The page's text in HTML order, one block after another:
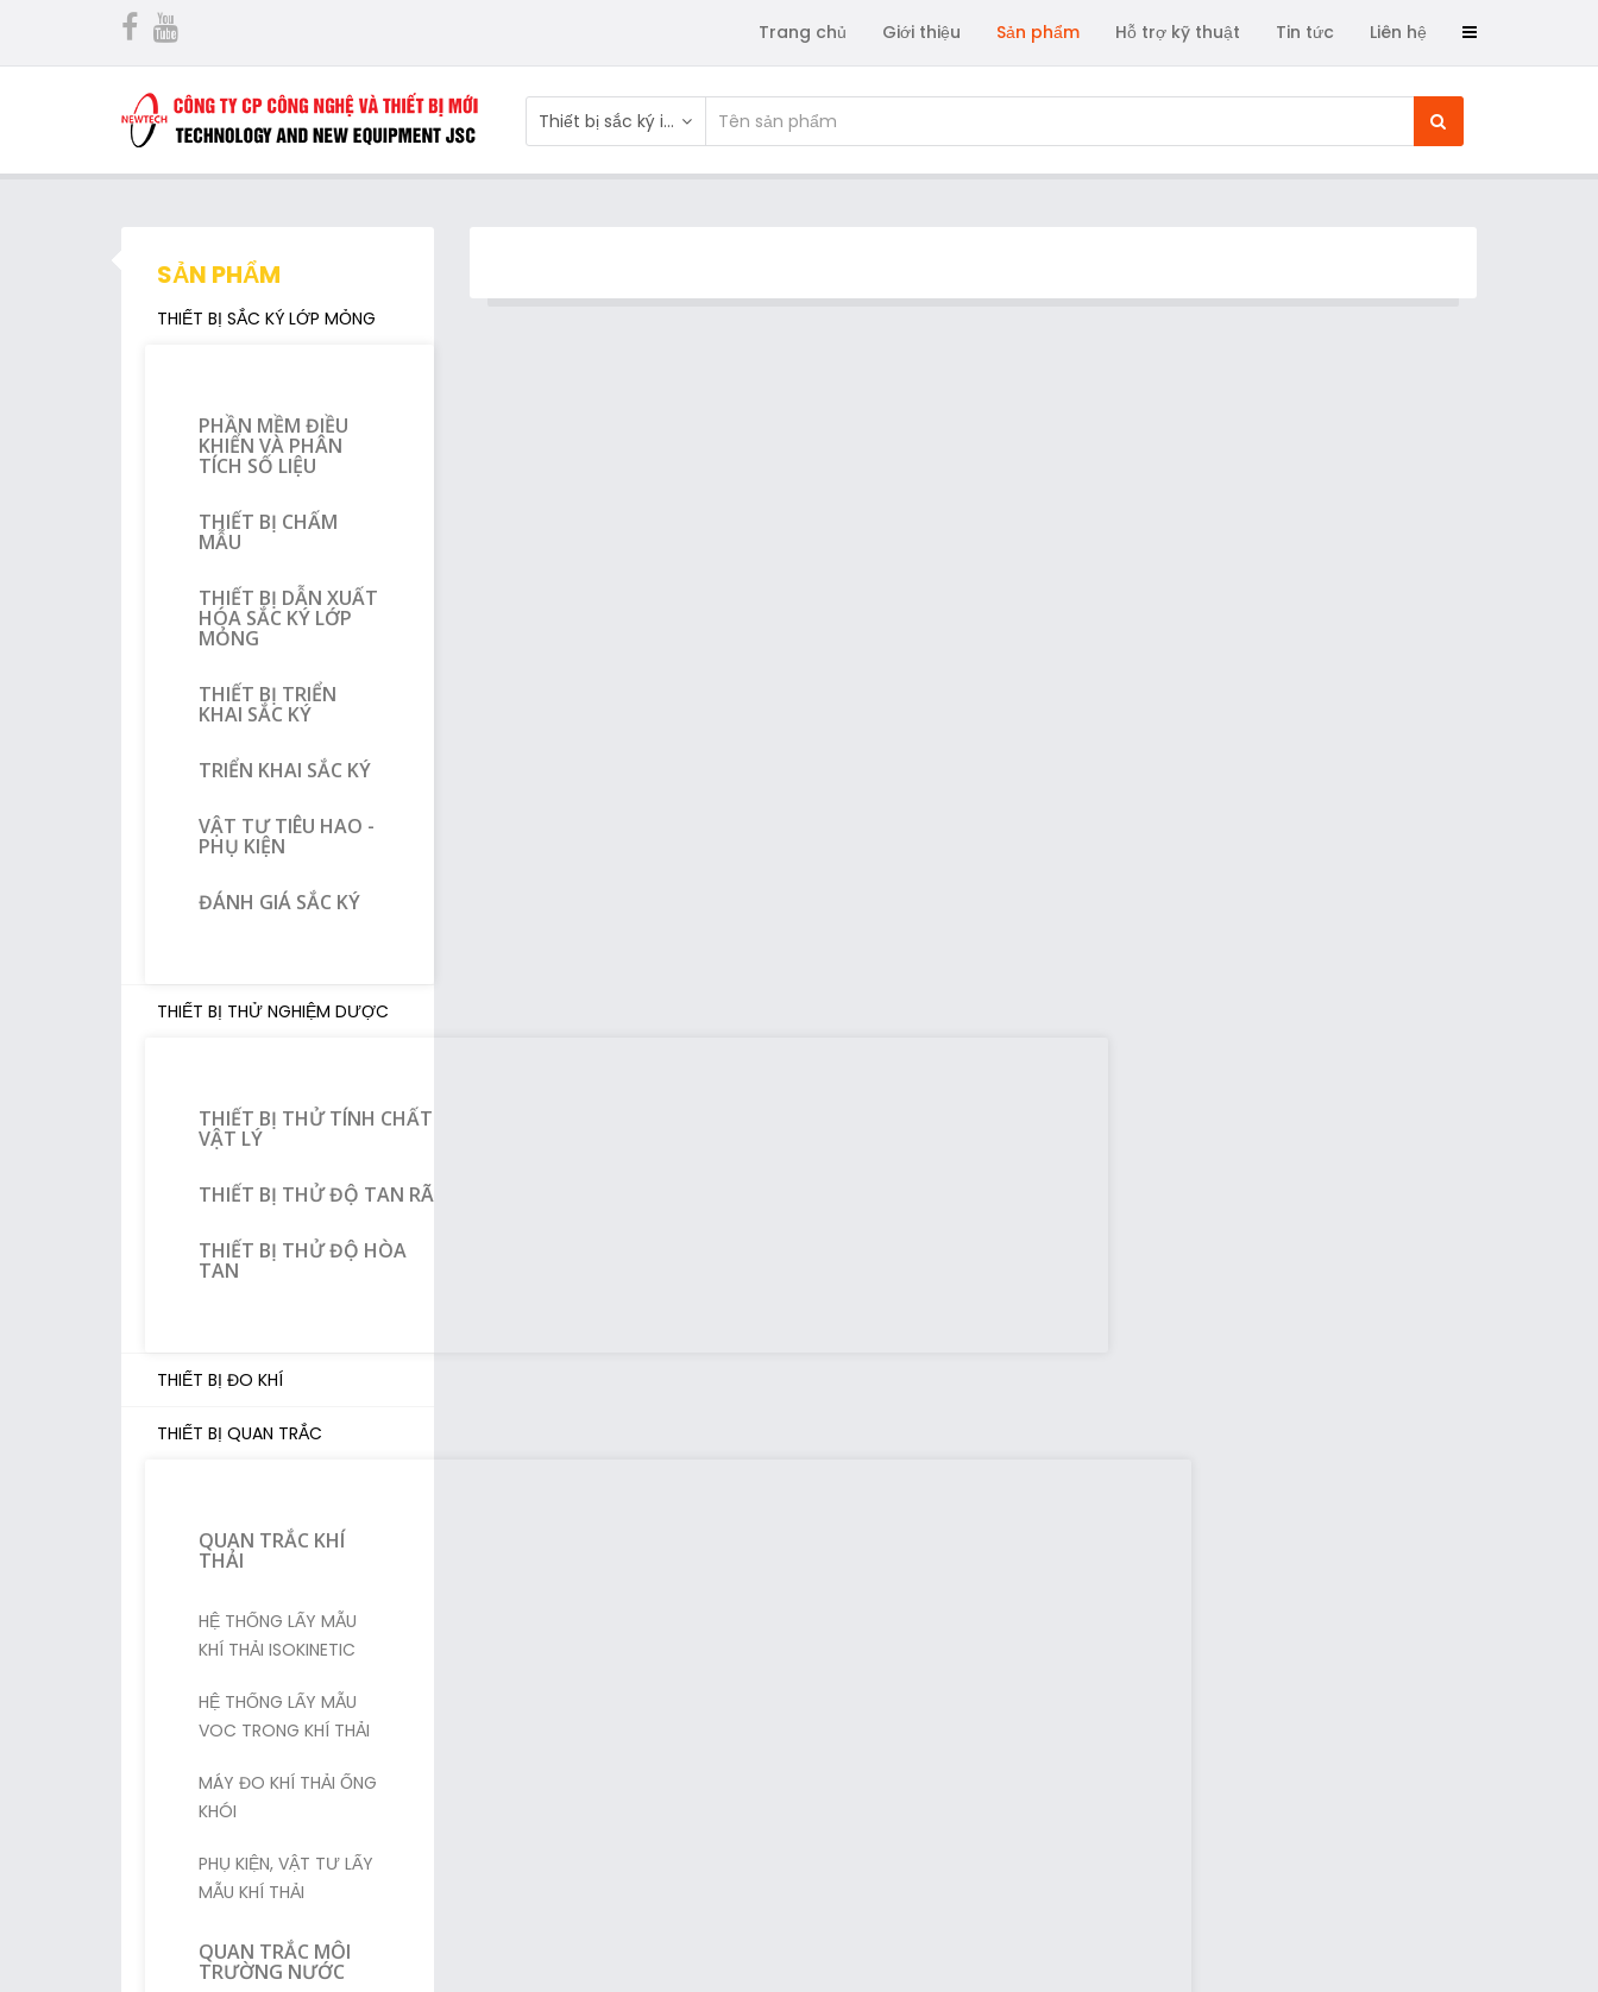
Trang chủ Giới thiệu Sản phẩm Hỗ trợ kỹ thuật Tin tức Liên hệ
Thiết bị sắc ký ion (IC)
SẢN PHẨM
THIẾT BỊ SẮC KÝ LỚP MỎNG
PHẦN MỀM ĐIỀU
KHIỂN VÀ PHÂN
TÍCH SỐ LIỆU
THIẾT BỊ CHẤM
MẪU
THIẾT BỊ DẪN XUẤT
HÓA SẮC KÝ LỚP
MỎNG
THIẾT BỊ TRIỂN
KHAI SẮC KÝ
TRIỂN KHAI SẮC KÝ
VẬT TƯ TIÊU HAO -
PHỤ KIỆN
ĐÁNH GIÁ SẮC KÝ
THIẾT BỊ THỬ NGHIỆM DƯỢC
THIẾT BỊ THỬ TÍNH CHẤT
VẬT LÝ
THIẾT BỊ THỬ ĐỘ TAN RÃ
THIẾT BỊ THỬ ĐỘ HÒA
TAN
THIẾT BỊ ĐO KHÍ
THIẾT BỊ QUAN TRẮC
QUAN TRẮC KHÍ
THẢI
HỆ THỐNG LẤY MẪU
KHÍ THẢI ISOKINETIC
HỆ THỐNG LẤY MẪU
VOC TRONG KHÍ THẢI
MÁY ĐO KHÍ THẢI ỐNG
KHÓI
PHỤ KIỆN, VẬT TƯ LẤY
MẪU KHÍ THẢI
QUAN TRẮC MÔI
TRƯỜNG NƯỚC